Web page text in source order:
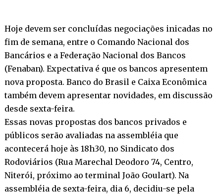
Hoje devem ser concluídas negociações inicadas no
fim de semana, entre o Comando Nacional dos
Bancários e a Federação Nacional dos Bancos
(Fenaban). Expectativa é que os bancos apresentem
nova proposta. Banco do Brasil e Caixa Econômica
também devem apresentar novidades, em discussão
desde sexta-feira.
Essas novas propostas dos bancos privados e
públicos serão avaliadas na assembléia que
acontecerá hoje às 18h30, no Sindicato dos
Rodoviários (Rua Marechal Deodoro 74, Centro,
Niterói, próximo ao terminal João Goulart). Na
assembléia de sexta-feira, dia 6, decidiu-se pela